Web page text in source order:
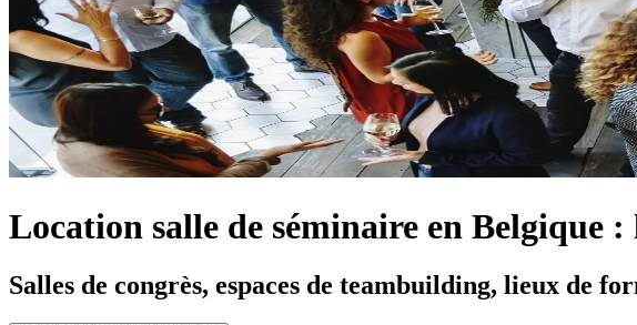
Location salle de séminaire en Belgique
Salles de congrès, espaces de teambuilding, lieux de